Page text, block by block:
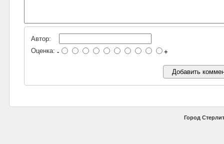
Автор:
Оценка: - +
Город